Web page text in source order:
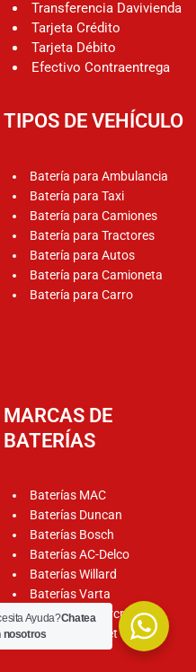
Transferencia Davivienda
Tarjeta Crédito
Tarjeta Débito
Efectivo Contraentrega
TIPOS DE VEHÍCULO
Batería para Ambulancia
Batería para Taxi
Batería para Camiones
Batería para Tractores
Batería para Autos
Batería para Camioneta
Batería para Carro
MARCAS DE
BATERÍAS
Baterías MAC
Baterías Duncan
Baterías Bosch
Baterías AC-Delco
Baterías Willard
Baterías Varta
Baterías Motorcraft
Baterías Rocket
Ayuda?Chatea
nosotros